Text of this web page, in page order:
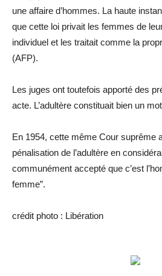
une affaire d’hommes. La haute
que cette loi privait les femmes de
individuel et les traitait comme la
(AFP).
Les juges ont toutefois apporté des
acte. L’adultère constituait bien un
En 1954, cette même Cour suprême
pénalisation de l’adultère en
communément accepté que c’est
femme”.
crédit photo : Libération